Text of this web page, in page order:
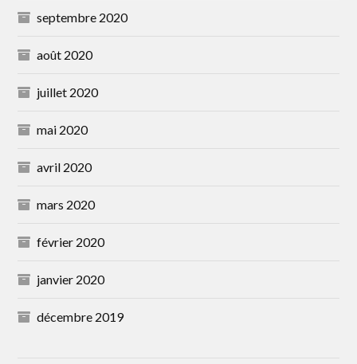
septembre 2020
août 2020
juillet 2020
mai 2020
avril 2020
mars 2020
février 2020
janvier 2020
décembre 2019